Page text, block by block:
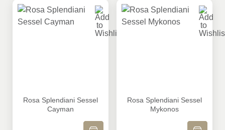
Rosa Splendiani Sessel
Cayman
IN DEN WARENKORB
Rosa Splendiani Sessel
Mykonos
IN DEN